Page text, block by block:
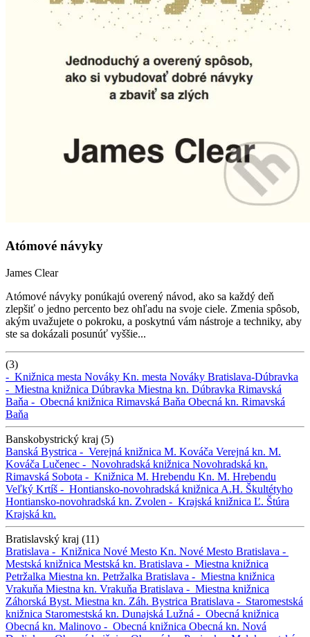
Atómové návyky
James Clear
Atómové návyky ponúkajú overený návod, ako sa každý deň
zlepšiť o jedno percento bez ohľadu na svoje ciele. Zmenia spôsob,
akým uvažujete o pokroku, a poskytnú vám nástroje a techniky, aby
ste sa dokázali posunúť vyššie...
(3)
- Knižnica mesta Nováky Kn. mesta Nováky Bratislava-Dúbravka
- Miestna knižnica Dúbravka Miestna kn. Dúbravka Rimavská
Baňa - Obecná knižnica Rimavská Baňa Obecná kn. Rimavská
Baňa
Banskobystrický kraj (5)
Banská Bystrica - Verejná knižnica M. Kováča Verejná kn. M.
Kováča Lučenec - Novohradská knižnica Novohradská kn.
Rimavská Sobota - Knižnica M. Hrebendu Kn. M. Hrebendu
Veľký Krtíš - Hontiansko-novohradská knižnica A.H. Škultétyho
Hontiansko-novohradská kn. Zvolen - Krajská knižnica Ľ. Štúra
Krajská kn.
Bratislavský kraj (11)
Bratislava - Knižnica Nové Mesto Kn. Nové Mesto Bratislava -
Mestská knižnica Mestská kn. Bratislava - Miestna knižnica
Petržalka Miestna kn. Petržalka Bratislava - Miestna knižnica
Vrakuňa Miestna kn. Vrakuňa Bratislava - Miestna knižnica
Záhorská Byst. Miestna kn. Záh. Bystrica Bratislava - Staromestská
knižnica Staromestská kn. Dunajská Lužná - Obecná knižnica
Obecná kn. Malinovo - Obecná knižnica Obecná kn. Nová